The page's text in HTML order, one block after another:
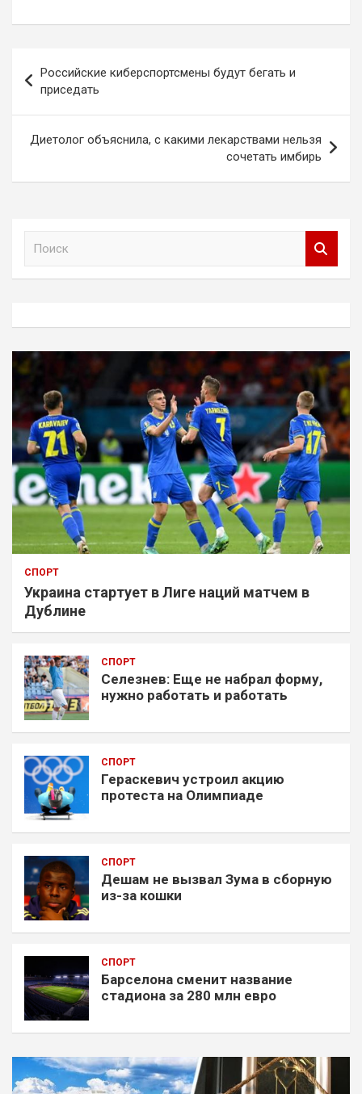
по
записям
Российские киберспортсмены будут бегать и
приседать
Диетолог объяснила, с какими лекарствами нельзя
сочетать имбирь
СПОРТ
Украина стартует в Лиге наций матчем в
Дублине
СПОРТ
Селезнев: Еще не набрал форму,
нужно работать и работать
СПОРТ
Гераскевич устроил акцию
протеста на Олимпиаде
СПОРТ
Дешам не вызвал Зума в сборную
из-за кошки
СПОРТ
Барселона сменит название
стадиона за 280 млн евро